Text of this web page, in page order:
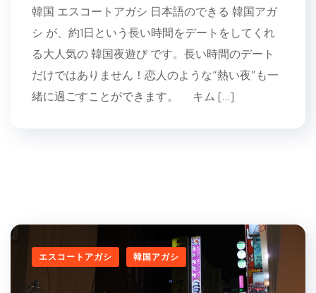
韓国 エスコートアガシ 日本語のできる 韓国アガ
シ が、約1日という長い時間をデートをしてくれ
る大人気の 韓国夜遊び です。長い時間のデート
だけではありません！恋人のような“熱い夜”も一
緒に過ごすことができます。 キム […]
エスコートアガシ 韓国アガシ